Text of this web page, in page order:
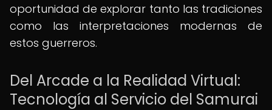
oportunidad de explorar tanto las tradiciones
como las interpretaciones modernas de
estos guerreros.
Del Arcade a la Realidad Virtual:
Tecnología al Servicio del Samurai